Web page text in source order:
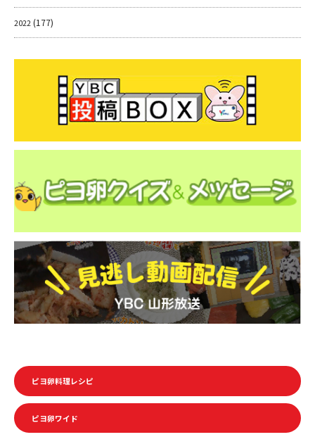
2022(177)
ピヨ卵料理レシピ
ピヨ卵ワイド